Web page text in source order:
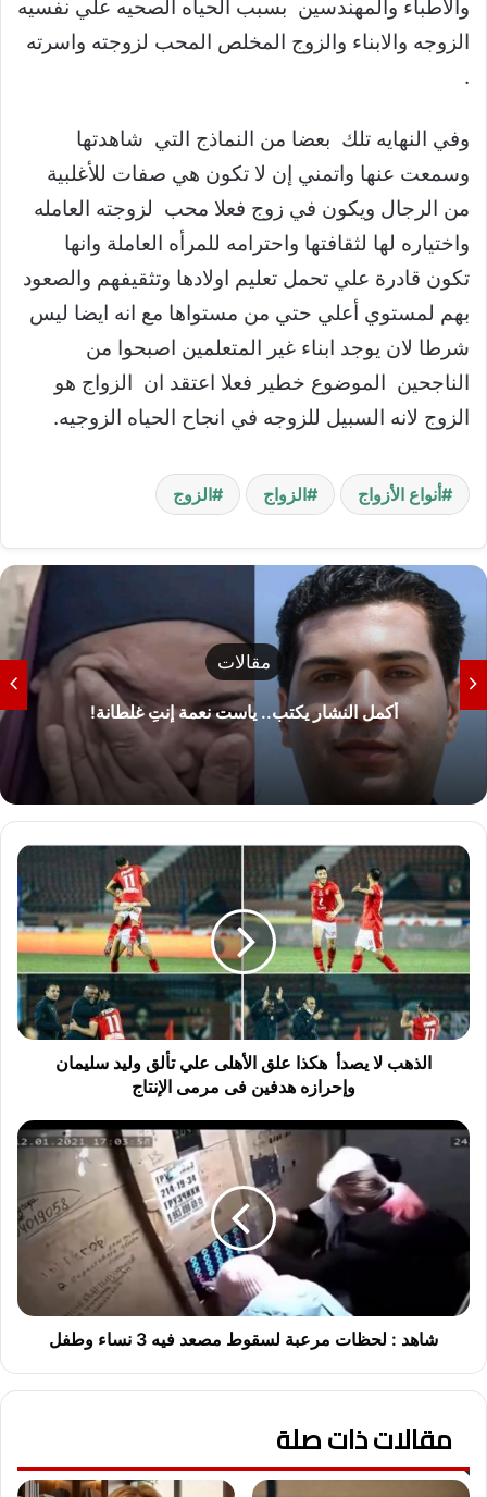
والاطباء والمهندسين بسبب الحياه الصحيه علي نفسيه
الزوجه والابناء والزوج المخلص المحب لزوجته واسرته
.
وفي النهايه تلك بعضا من النماذج التي شاهدتها
وسمعت عنها واتمني إن لا تكون هي صفات للأغلبية
من الرجال ويكون في زوج فعلا محب لزوجته العامله
واختياره لها لثقافتها واحترامه للمرأه العاملة وانها
تكون قادرة علي تحمل تعليم اولادها وتثقيفهم والصعود
بهم لمستوي أعلي حتي من مستواها مع انه ايضا ليس
شرطا لان يوجد ابناء غير المتعلمين اصبحوا من
الناجحين الموضوع خطير فعلا اعتقد ان الزواج هو
الزوج لانه السبيل للزوجه في انجاح الحياه الزوجيه.
أنواع الأزواج الزواج الزوج
مقالات
أكمل النشار يكتب.. ياست نعمة إنتِ غلطانة!
ا
ذ
ه
ب
ل
ا
ي
ص
ه
ك
ع
ا
ل
ل
ي
الذهب لا يصدأ هكذا علق الأهلى علي تألق وليد سليمان
وإحرازه هدفين فى مرمى الإنتاج
ش
:
ظ
ا
ل
شاهد : لحظات مرعبة لسقوط مصعد فيه 3 نساء وطفل
مقالات ذات صلة